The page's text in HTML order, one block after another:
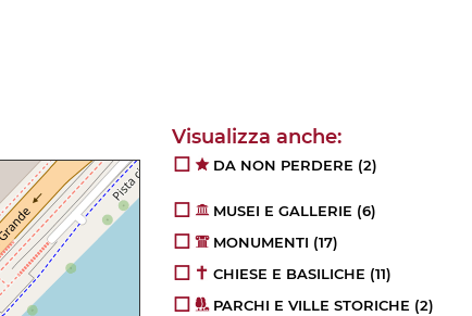
DA NON PERDERE (2)
MUSEI E GALLERIE (6)
MONUMENTI (17)
CHIESE E BASILICHE (11)
PARCHI E VILLE STORICHE (2)